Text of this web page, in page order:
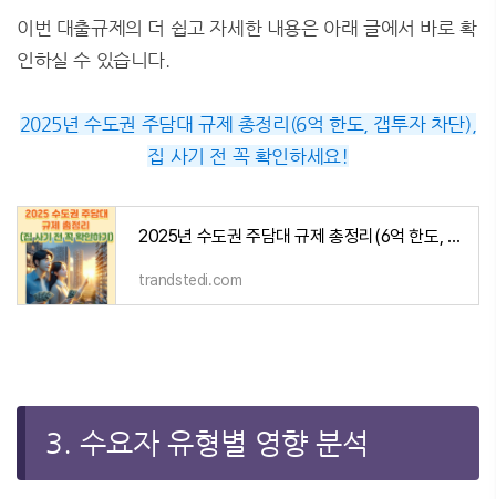
이번 대출규제의 더 쉽고 자세한 내용은 아래 글에서 바로 확
인하실 수 있습니다.
2025년 수도권 주담대 규제 총정리(6억 한도, 갭투자 차단),
집 사기 전 꼭 확인하세요!
2025년 수도권 주담대 규제 총정리(6억 한도, 갭투자 차단), 집 사기 전 꼭 확인하세요!
trandstedi.com
3. 수요자 유형별 영향 분석